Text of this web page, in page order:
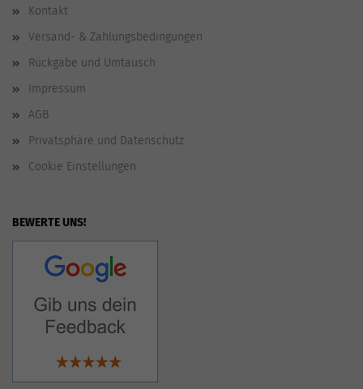
Kontakt
Versand- & Zahlungsbedingungen
Rückgabe und Umtausch
Impressum
AGB
Privatsphäre und Datenschutz
Cookie Einstellungen
BEWERTE UNS!